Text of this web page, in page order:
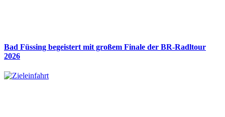
Bad Füssing begeistert mit großem Finale der BR-Radltour
2026